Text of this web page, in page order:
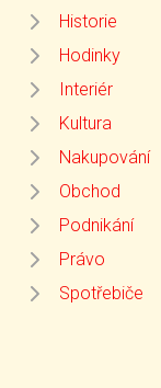
Historie
Hodinky
Interiér
Kultura
Nakupování
Obchod
Podnikání
Právo
Spotřebiče